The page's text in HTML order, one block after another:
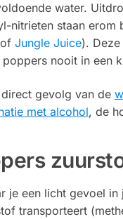
water.
nitrieten staan
ofJungle Juice).
poppers nooit in een
gevolg van de
met alcohol, de
je een licht gevoel
transporteert